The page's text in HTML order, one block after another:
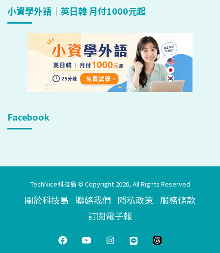
小資學外語｜英日韓 月付1000元起
Facebook
TechNice科技島 © Copyright 2026, All Rights Reserved
關於科技島 聯絡我們 隱私政策 服務條款
訂閱電子報